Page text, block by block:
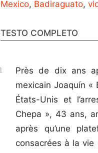
Mexico, Badiraguato,
TESTO COMPLETO
Près de dix ans
mexicain Joaquín «
États-Unis et
Chepa », 43 ans,
après qu’une
consacrées à la